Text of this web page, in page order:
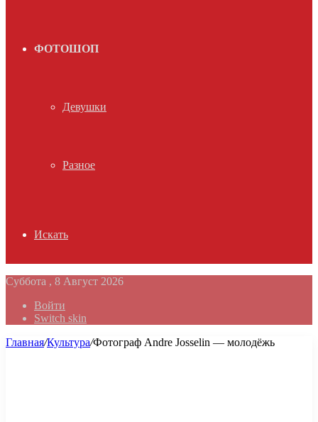
ФОТОШОП
Девушки
Разное
Искать
Суббота , 8 Август 2026
Войти
Switch skin
Главная/Культура/Фотограф Andre Josselin — молодёжь